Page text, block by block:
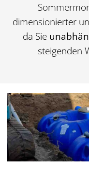
dimensionierter
da Sie
steigenden